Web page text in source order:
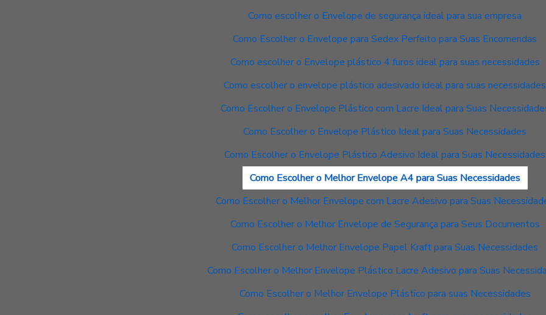
Como escolher o Envelope de segurança ideal para sua empresa
Como Escolher o Envelope para Sedex Perfeito para Suas Encomendas
Como escolher o Envelope plástico 4 furos ideal para suas necessidades
Como escolher o envelope plástico adesivado ideal para suas necessidades
Como Escolher o Envelope Plástico com Lacre Ideal para Suas
Como Escolher o Envelope Plástico Ideal para Suas Necessidades
Como Escolher o Envelope Plástico Adesivo Ideal para Suas Necessidades
Como Escolher o Melhor Envelope A4 para Suas Necessidades
Como Escolher o Melhor Envelope com Lacre Adesivo para Suas
Como Escolher o Melhor Envelope de Segurança para Seus Documentos
Como Escolher o Melhor Envelope Papel Kraft para Suas Necessidades
Como Escolher o Melhor Envelope Plástico Lacre Adesivo para Suas
Como Escolher o Melhor Envelope Plástico para suas Necessidades